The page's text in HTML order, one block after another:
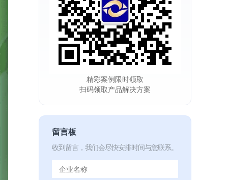
精彩案例限时领取
扫码领取产品解决方案
留言板
收到留言，我们会尽快安排时间与您联系。